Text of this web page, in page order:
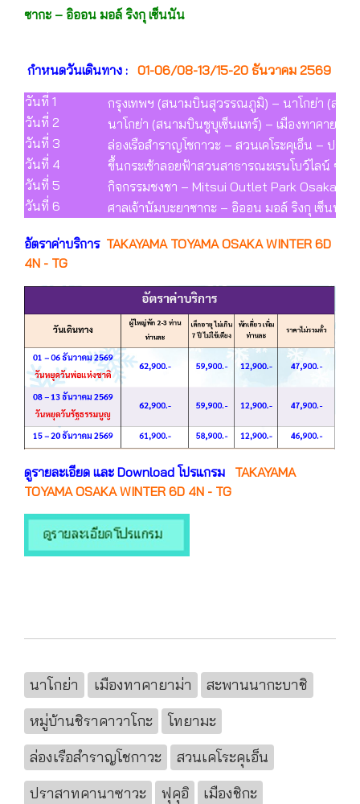
ซากะ – อิออน มอล์ ริงกุ เซ็นนัน
กำหนดวันเดินทาง : 01-06/08-13/15-20 ธันวาคม 2569
วันที่ 1
กรุงเทพฯ (สนามบินสุวรรณภูมิ) – นาโกย่า (สน
วันที่ 2
นาโกย่า (สนามบินชูบุเซ็นแทร์) – เมืองทาคายา
วันที่ 3
ล่องเรือสำราญโชกาวะ – สวนเคโระคุเอ็น – ปร
วันที่ 4
ขึ้นกระเช้าลอยฟ้าสวนสาธารณะเรนโบว์ไลน์ ซัมมิ
วันที่ 5
กิจกรรมชงชา – Mitsui Outlet Park Osaka
วันที่ 6
ศาลเจ้านัมบะยาซากะ – อิออน มอล์ ริงกุ เซ็นนั
อัตราค่าบริการ TAKAYAMA TOYAMA OSAKA WINTER 6D
4N - TG
ดูรายละเอียด และ Download โปรแกรม
TAKAYAMA
TOYAMA OSAKA WINTER 6D 4N - TG
นาโกย่า เมืองทาคายาม่า
สะพานนากะบาชิ
หมู่บ้านชิราคาวาโกะ
โทยามะ
ล่องเรือสำราญโชกาวะ
สวนเคโระคุเอ็น
ปราสาทคานาซาวะ
ฟุคุอิ
เมืองชิกะ